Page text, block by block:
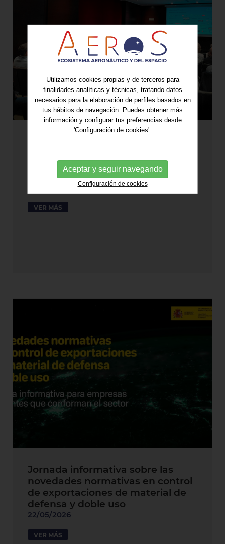
aeronáutica, espacio y defensa
con cerca de 100 socios
VER MÁS
Jornada informativa sobre las
novedades normativas en control
de exportaciones de material de
defensa y doble uso
22/05/2026
VER MÁS
Utilizamos cookies propias y de terceros para
finalidades analíticas y técnicas, tratando datos
necesarios para la elaboración de perfiles basados en
tus hábitos de navegación. Puedes obtener más
información y configurar tus preferencias desde
'Configuración de cookies'.
Aceptar y seguir navegando
Configuración de cookies